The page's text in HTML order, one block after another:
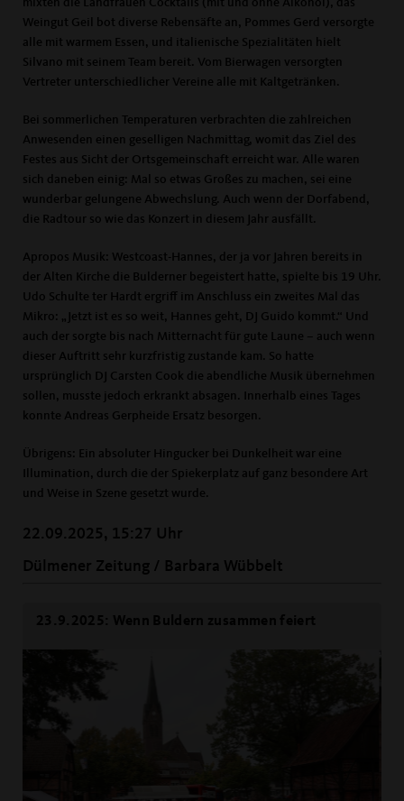
Weingut Geil bot diverse Rebensäfte an, Pommes Gerd versorgte
alle mit warmem Essen, und italienische Spezialitäten hielt
Silvano mit seinem Team bereit. Vom Bierwagen versorgten
Vertreter unterschiedlicher Vereine alle mit Kaltgetränken.
Bei sommerlichen Temperaturen verbrachten die zahlreichen
Anwesenden einen geselligen Nachmittag, womit das Ziel des
Festes aus Sicht der Ortsgemeinschaft erreicht war. Alle waren
sich daneben einig: Mal so etwas Großes zu machen, sei eine
wunderbar gelungene Abwechslung. Auch wenn der Dorfabend,
die Radtour so wie das Konzert in diesem Jahr ausfällt.
Apropos Musik: Westcoast-Hannes, der ja vor Jahren bereits in
der Alten Kirche die Bulderner begeistert hatte, spielte bis 19 Uhr.
Udo Schulte ter Hardt ergriff im Anschluss ein zweites Mal das
Mikro: „Jetzt ist es so weit, Hannes geht, DJ Guido kommt.“ Und
auch der sorgte bis nach Mitternacht für gute Laune – auch wenn
dieser Auftritt sehr kurzfristig zustande kam. So hatte
ursprünglich DJ Carsten Cook die abendliche Musik übernehmen
sollen, musste jedoch erkrankt absagen. Innerhalb eines Tages
konnte Andreas Gerpheide Ersatz besorgen.
Übrigens: Ein absoluter Hingucker bei Dunkelheit war eine
Illumination, durch die der Spiekerplatz auf ganz besondere Art
und Weise in Szene gesetzt wurde.
22.09.2025, 15:27 Uhr
Dülmener Zeitung / Barbara Wübbelt